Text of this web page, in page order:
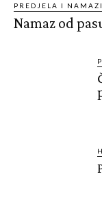
PREDJELA I NAMAZI
Namaz od